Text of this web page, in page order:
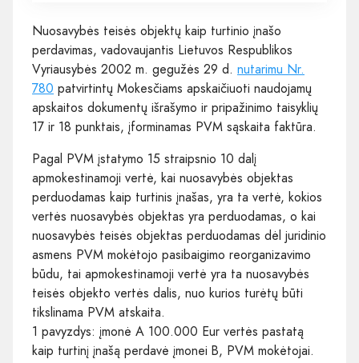
Nuosavybės teisės objektų kaip turtinio įnašo
perdavimas, vadovaujantis Lietuvos Respublikos
Vyriausybės 2002 m. gegužės 29 d. nutarimu Nr.
780 patvirtintų Mokesčiams apskaičiuoti naudojamų
apskaitos dokumentų išrašymo ir pripažinimo taisyklių
17 ir 18 punktais, įforminamas PVM sąskaita faktūra.
Pagal PVM įstatymo 15 straipsnio 10 dalį
apmokestinamoji vertė, kai nuosavybės objektas
perduodamas kaip turtinis įnašas, yra ta vertė, kokios
vertės nuosavybės objektas yra perduodamas, o kai
nuosavybės teisės objektas perduodamas dėl juridinio
asmens PVM mokėtojo pasibaigimo reorganizavimo
būdu, tai apmokestinamoji vertė yra ta nuosavybės
teisės objekto vertės dalis, nuo kurios turėtų būti
tikslinama PVM atskaita.
1 pavyzdys: įmonė A 100.000 Eur vertės pastatą
kaip turtinį įnašą perdavė įmonei B, PVM mokėtojai.